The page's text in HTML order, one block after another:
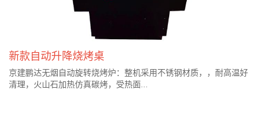
新款自动升降烧烤桌
京建鹏达无烟自动旋转烧烤炉：整机采用不锈钢材质，，耐高温好
清理，火山石加热仿真碳烤，受热面...